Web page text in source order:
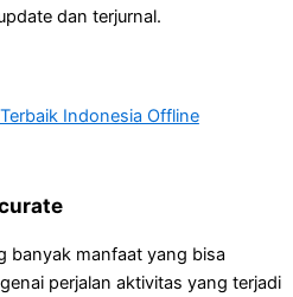
dan terjurnal.
Indonesia Offline
banyak manfaat yang bisa
perjalan aktivitas yang terjadi